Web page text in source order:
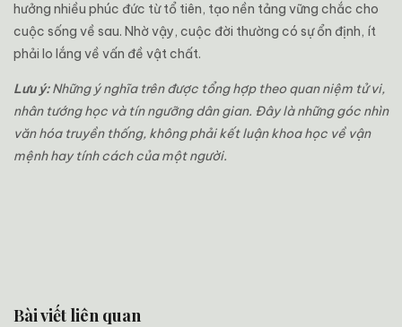
hưởng nhiều phúc đức từ tổ tiên, tạo nền tảng vững chắc cho
cuộc sống về sau. Nhờ vậy, cuộc đời thường có sự ổn định, ít
phải lo lắng về vấn đề vật chất.
Lưu ý:Những ý nghĩa trên được tổng hợp theo quan niệm tử vi,
nhân tướng học và tín ngưỡng dân gian. Đây là những góc nhìn
văn hóa truyền thống, không phải kết luận khoa học về vận
mệnh hay tính cách của một người.
Bài viết liên quan